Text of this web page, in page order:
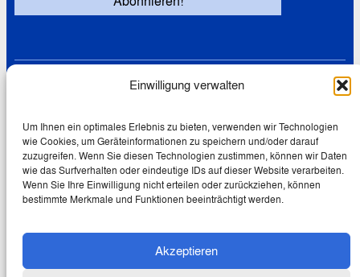
Einwilligung verwalten
Um Ihnen ein optimales Erlebnis zu bieten, verwenden wir Technologien
wie Cookies, um Geräteinformationen zu speichern und/oder darauf
zuzugreifen. Wenn Sie diesen Technologien zustimmen, können wir Daten
wie das Surfverhalten oder eindeutige IDs auf dieser Website verarbeiten.
Wenn Sie Ihre Einwilligung nicht erteilen oder zurückziehen, können
bestimmte Merkmale und Funktionen beeinträchtigt werden.
Akzeptieren
Cookie-Richtlinie (EU)
Impressum
© 2026 Wolfgang Schmale
Creative Commons Lizenz:
Dieses Werk ist lizenziert unter